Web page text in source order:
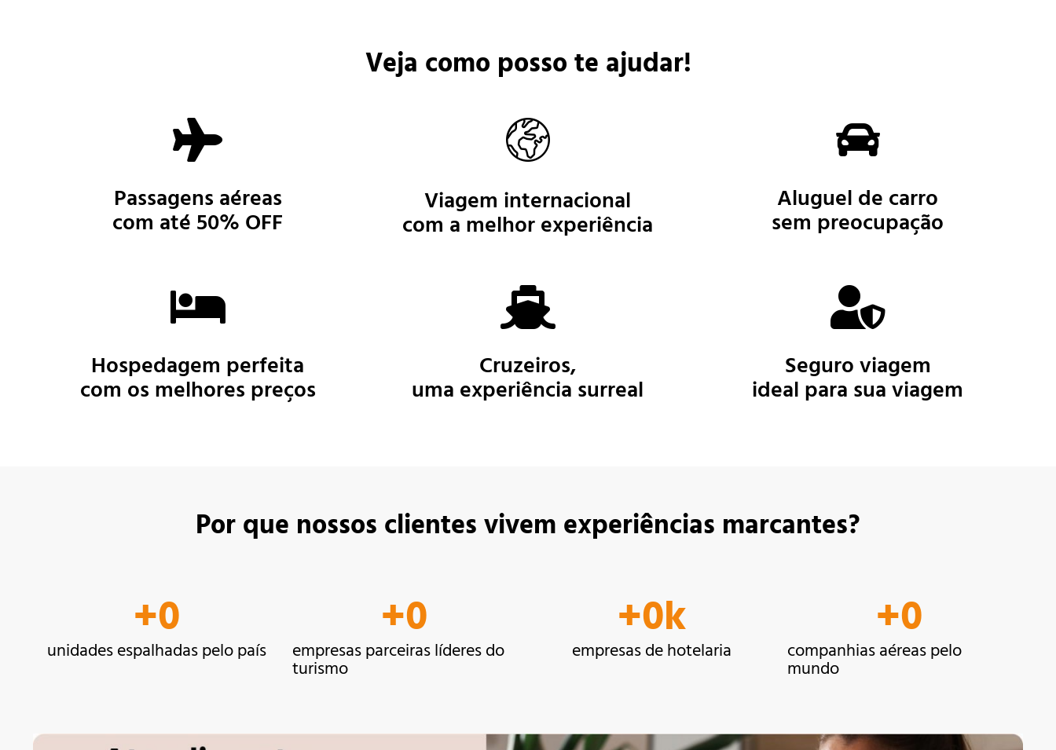
Veja como posso te ajudar!
Passagens aéreas
com até 50% OFF
Viagem internacional
com a melhor experiência
Aluguel de carro
sem preocupação
Hospedagem perfeita
com os melhores preços
Cruzeiros,
uma experiência surreal
Seguro viagem
ideal para sua viagem
Por que nossos clientes vivem experiências marcantes?
unidades espalhadas pelo país
+0
empresas parceiras líderes do
turismo
+0
empresas de hotelaria
+0k
companhias aéreas pelo
mundo
+0